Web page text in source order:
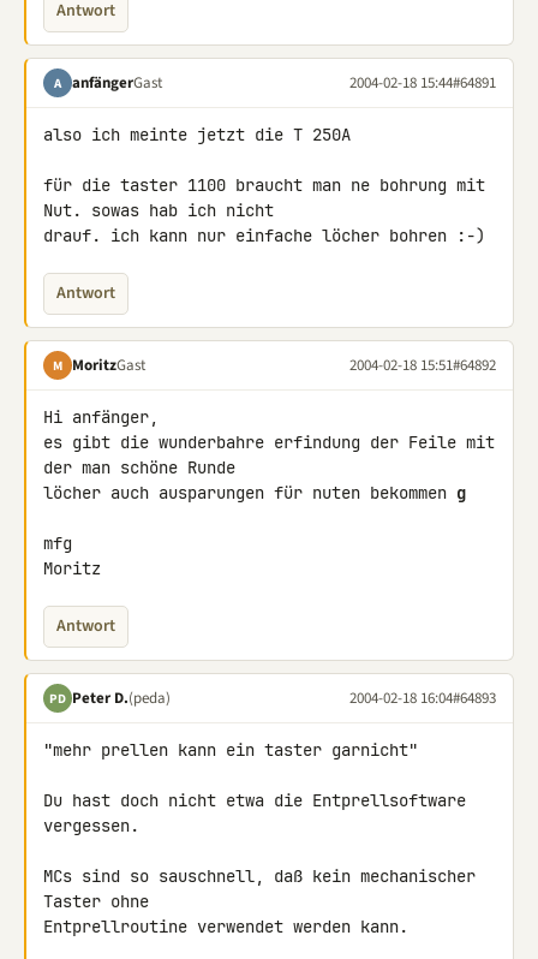
Antwort
A anfängerGast 2004-02-18 15:44#64891
also ich meinte jetzt die T 250A
für die taster 1100 braucht man ne bohrung mit
Nut. sowas hab ich nicht
drauf. ich kann nur einfache löcher bohren :-)
Antwort
M MoritzGast 2004-02-18 15:51#64892
Hi anfänger,
es gibt die wunderbahre erfindung der Feile mit
der man schöne Runde
löcher auch ausparungen für nuten bekommen g
mfg
Moritz
Antwort
PD Peter D.(peda) 2004-02-18 16:04#64893
"mehr prellen kann ein taster garnicht"
Du hast doch nicht etwa die Entprellsoftware
vergessen.
MCs sind so sauschnell, daß kein mechanischer
Taster ohne
Entprellroutine verwendet werden kann.